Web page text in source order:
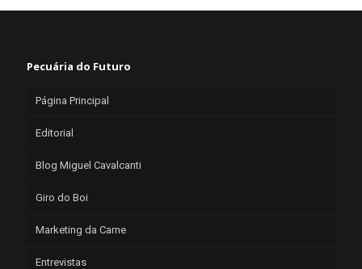
Pecuária do Futuro
Página Principal
Editorial
Blog Miguel Cavalcanti
Giro do Boi
Marketing da Carne
Entrevistas